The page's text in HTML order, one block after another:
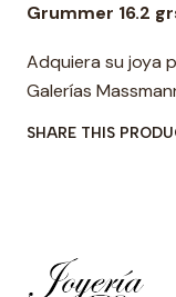
Grummer 16.2
Adquiera su joya
Galerías
SHARE THIS